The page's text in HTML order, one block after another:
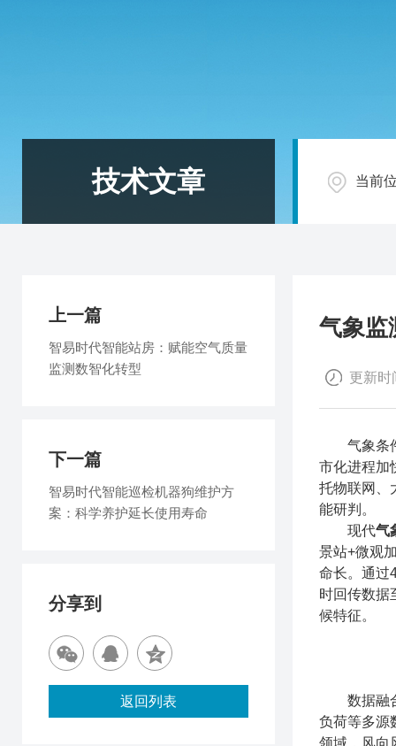
技术文章 当前
气象监
更新时
气象条件
市化进程加
托物联网、
能研判。
现代气
景站+微观
命长。通过
时回传数据
候特征。
数据融合
负荷等多源
领域，风向
上一篇
智易时代智能站房：赋能空气质量
监测数智化转型
下一篇
智易时代智能巡检机器狗维护方
案：科学养护延长使用寿命
分享到
返回列表